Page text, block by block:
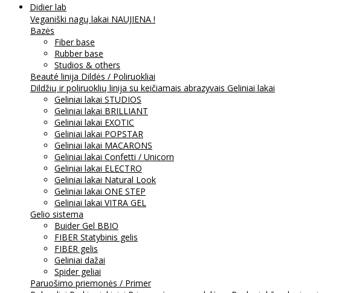
Didier lab
Veganiški nagų lakai NAUJIENA !
Bazės
Fiber base
Rubber base
Studios & others
Beauté linija Dildės / Poliruokliai
Dildžių ir poliruoklių linija su keičiamais abrazyvais Geliniai lakai
Geliniai lakai STUDIOS
Geliniai lakai BRILLIANT
Geliniai lakai EXOTIC
Geliniai lakai POPSTAR
Geliniai lakai MACARONS
Geliniai lakai Confetti / Unicorn
Geliniai lakai ELECTRO
Geliniai lakai Natural Look
Geliniai lakai ONE STEP
Geliniai lakai VITRA GEL
Gelio sistema
Buider Gel BBIO
FIBER Statybinis gelis
FIBER gelis
Geliniai dažai
Spider geliai
Paruošimo priemonės / Primer